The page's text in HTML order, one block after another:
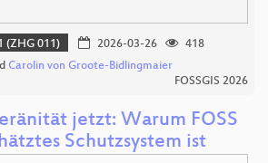
(ZHG 011) 2026-03-26
418
Carolin von Groote-Bidlingmaier
FOSSGIS 2026
jetzt: Warum FOSS
Schutzsystem ist